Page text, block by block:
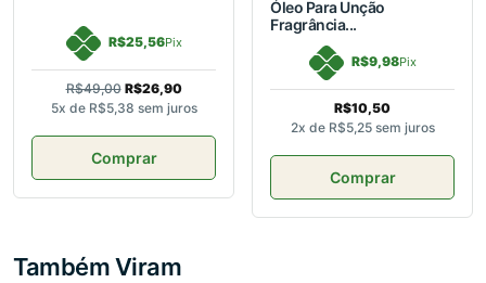
R$25,56Pix
R$49,00 R$26,90
5x de R$5,38 sem juros
Comprar
Óleo Para Unção
Fragrância...
R$9,98Pix
R$10,50
2x de R$5,25 sem juros
Comprar
Também Viram